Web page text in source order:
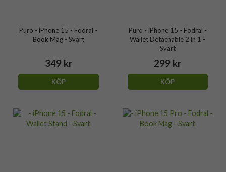
Puro - iPhone 15 - Fodral -
Book Mag - Svart
349 kr
KÖP
Puro - iPhone 15 - Fodral -
Wallet Detachable 2 in 1 -
Svart
299 kr
KÖP